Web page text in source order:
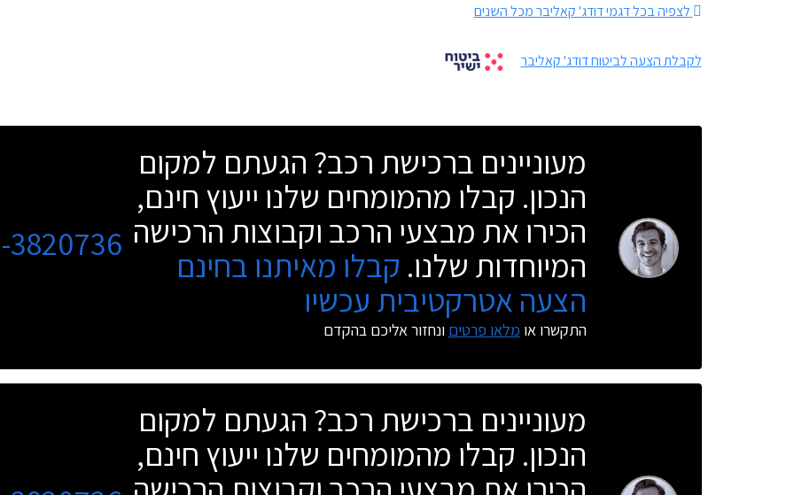
לצפיה בכל דגמי דודג' קאליבר מכל השנים
לקבלת הצעה לביטוח דודג' קאליבר
מעוניינים ברכישת רכב? הגעתם למקום
הנכון. קבלו מהמומחים שלנו ייעוץ חינם,
הכירו את מבצעי הרכב וקבוצות הרכישה
המיוחדות שלנו. קבלו מאיתנו בחינם
הצעה אטרקטיבית עכשיו
התקשרו או מלאו פרטים ונחזור אליכם בהקדם
3820736
מעוניינים ברכישת רכב? הגעתם למקום
הנכון. קבלו מהמומחים שלנו ייעוץ חינם,